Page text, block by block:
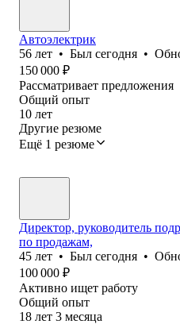
Автоэлектрик
56 лет • Был сегодня •
150 000 ₽
Рассматривает предложения
Общий опыт
10 лет
Другие резюме
Ещё 1 резюме
Директор, руководитель
по продажам,
45 лет • Был сегодня •
100 000 ₽
Активно ищет работу
Общий опыт
18 лет 3 месяца